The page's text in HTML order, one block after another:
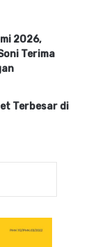
2026,
Terima
Terbesar di